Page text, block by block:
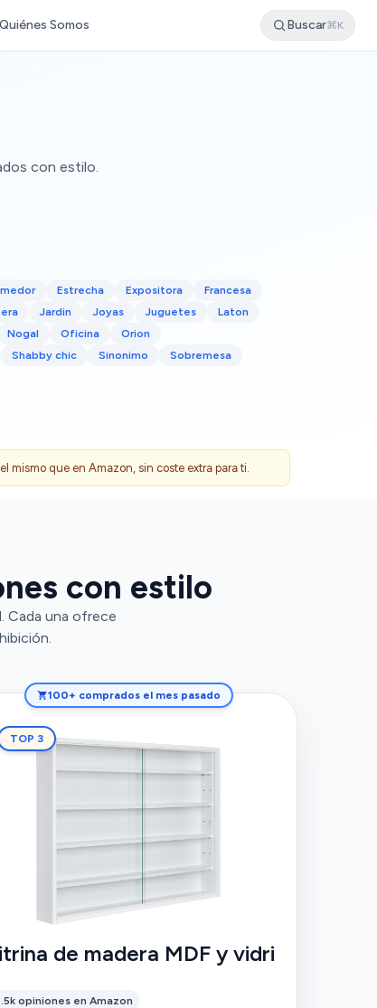
Quiénes Somos Buscar⌘K
con estilo.
Estrecha Expositora
Francesa
Jardin Joyas Juguetes
Laton
Nogal Oficina
Orion
Shabby chic Sinonimo
Sobremesa
mismo que en Amazon, sin coste extra para ti.
con estilo
Cada una ofrece
100+ comprados el mes pasado
TOP 3
de madera MDF y vidrio
opiniones en Amazon